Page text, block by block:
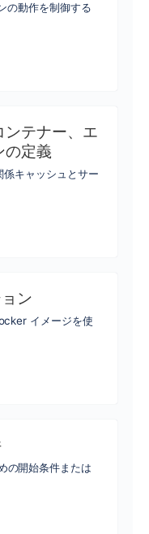
動作を制御する
ンテナー、エ
の定義
キャッシュとサー
ン
イメージを使
の開始条件または